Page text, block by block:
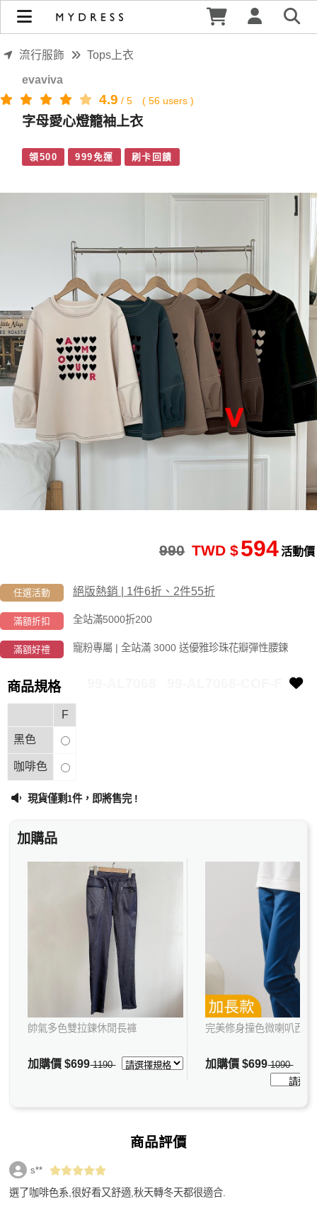
字母愛心燈籠袖上衣 | MYDRESS 時裳韓風
流行服飾 Tops上衣
evaviva
4.9 / 5 ( 56 users )
字母愛心燈籠袖上衣
領500 999免運 刷卡回饋
活動價
594
TWD $
990
任選活動 絕版熱銷 | 1件6折、2件55折
滿額折扣 全站滿5000折200
滿額好禮 寵粉專屬 | 全站滿 3000 送優雅珍珠花瓣彈性腰鍊
商品規格
F
黑色
咖啡色
現貨僅剩1件，即將售完 !
加購品
帥氣多色雙拉鍊休閒長褲
加購價$6991190
完美修身撞色微喇叭西裝
加購價$6991090
商品評價
s**
選了咖啡色系,很好看又舒適,秋天轉冬天都很適合.